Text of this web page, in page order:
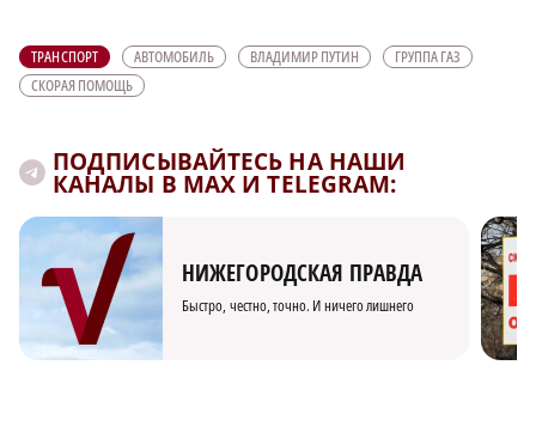
ТРАНСПОРТ АВТОМОБИЛЬ ВЛАДИМИР ПУТИН
ГРУППА ГАЗ
СКОРАЯ ПОМОЩЬ
ПОДПИСЫВАЙТЕСЬ НА НАШИ
КАНАЛЫ В MAX И TELEGRAM:
НИЖЕГОРОДСКАЯ ПРАВДА
Быстро, честно, точно. И ничего лишнего